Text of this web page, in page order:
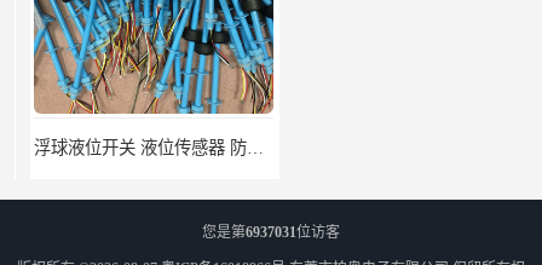
浮球液位开关 液位传感器 防腐塑料浮球开关M10
您是第6937031位访客